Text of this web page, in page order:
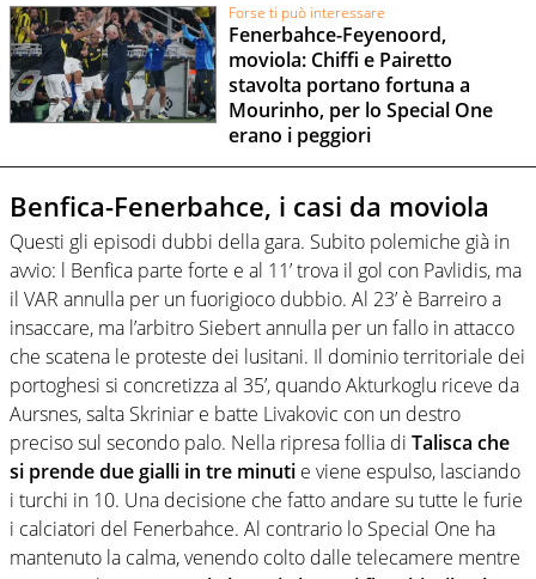
Forse ti può interessare
Fenerbahce-Feyenoord,
moviola: Chiffi e Pairetto
stavolta portano fortuna a
Mourinho, per lo Special One
erano i peggiori
Benfica-Fenerbahce, i casi da moviola
Questi gli episodi dubbi della gara. Subito polemiche già in
avvio: l Benfica parte forte e al 11’ trova il gol con Pavlidis, ma
il VAR annulla per un fuorigioco dubbio. Al 23’ è Barreiro a
insaccare, ma l’arbitro Siebert annulla per un fallo in attacco
che scatena le proteste dei lusitani. Il dominio territoriale dei
portoghesi si concretizza al 35’, quando Akturkoglu riceve da
Aursnes, salta Skriniar e batte Livakovic con un destro
preciso sul secondo palo. Nella ripresa follia di Talisca che
si prende due gialli in tre minuti e viene espulso, lasciando
i turchi in 10. Una decisione che fatto andare su tutte le furie
i calciatori del Fenerbahce. Al contrario lo Special One ha
mantenuto la calma, venendo colto dalle telecamere mentre